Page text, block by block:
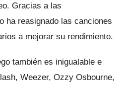
Gracias a las
ha reasignado las canciones
a mejorar su rendimiento.
también es inigualable e
Weezer, Ozzy Osbourne,